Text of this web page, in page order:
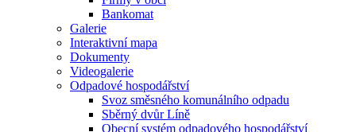
Bankomat
Galerie
Interaktivní mapa
Dokumenty
Videogalerie
Odpadové hospodářství
Svoz směsného komunálního odpadu
Sběrný dvůr Líně
Obecní systém odpadového hospodářství